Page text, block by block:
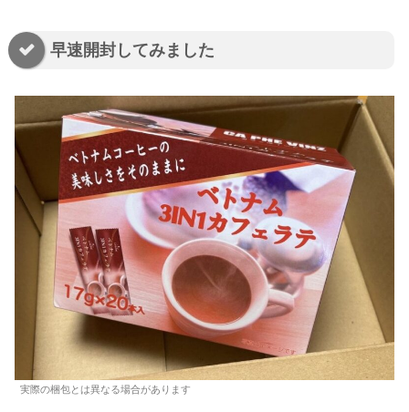
早速開封してみました
実際の梱包とは異なる場合があります